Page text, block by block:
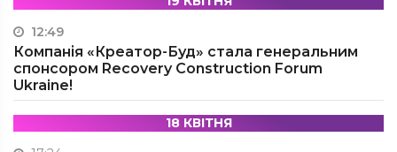
12:49
Компанія «Креатор-Буд» стала генеральним
спонсором Recovery Construction Forum
Ukraine!
18 КВІТНЯ